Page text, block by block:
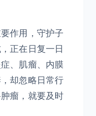
作用，守护子
正在日复一日
、肌瘤、内膜
却忽略日常行
瘤，就要及时